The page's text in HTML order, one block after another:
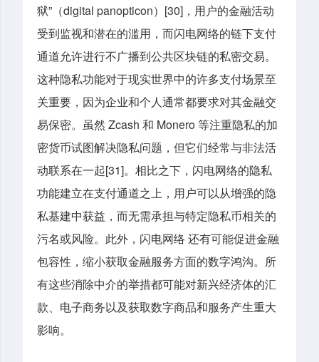
狱”（digital panopticon）[30]，用户的金融活动
受到监视和潜在的滥用，而闪电网络的链下支付
通道允许进行不广播到公共区块链的私密交易。
这种隐私功能对于现实世界中的许多支付场景至
关重要，因为企业和个人通常都要求对其金融交
易保密。虽然 Zcash 和 Monero 等注重隐私的加
密货币试图解决隐私问题，但它们经常与非法活
动联系在一起[31]。相比之下，闪电网络的隐私
功能建立在支付通道之上，用户可以从增强的隐
私基建中获益，而无需承担与特定隐私币相关的
污名或风险。此外，闪电网络 还有可能促进金融
包容性，缩小获取金融服务方面的数字鸿沟。所
有这些消除中介的举措都可能对新兴经济体的汇
款、电子商务以及获取数字商品和服务产生重大
影响。